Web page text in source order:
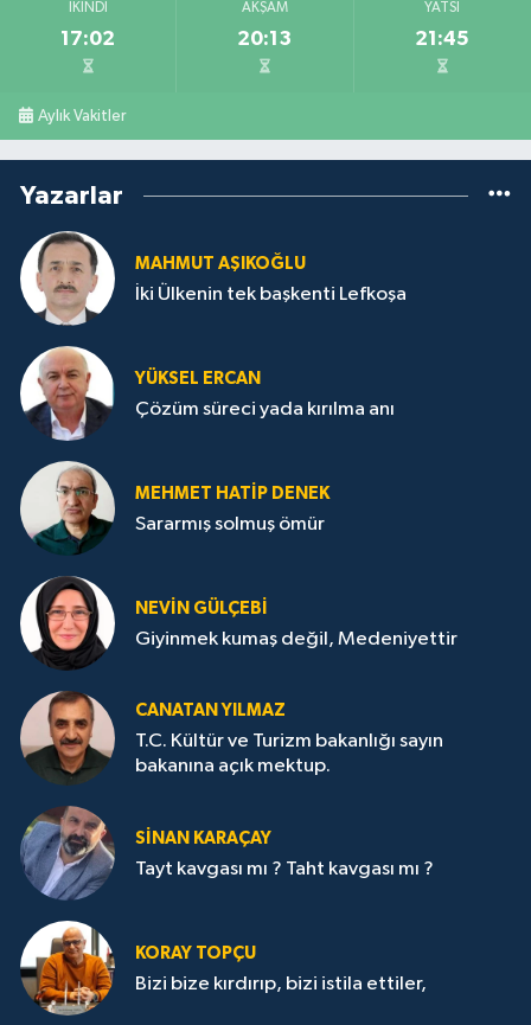
İKINDI
17:02
AKŞAM
20:13
YATSI
21:45
Aylık Vakitler
Yazarlar
MAHMUT AŞIKOĞLU
İki Ülkenin tek başkenti Lefkoşa
YÜKSEL ERCAN
Çözüm süreci yada kırılma anı
MEHMET HATİP DENEK
Sararmış solmuş ömür
NEVİN GÜLÇEBİ
Giyinmek kumaş değil, Medeniyettir
CANATAN YILMAZ
T.C. Kültür ve Turizm bakanlığı sayın
bakanına açık mektup.
SİNAN KARAÇAY
Tayt kavgası mı ? Taht kavgası mı ?
KORAY TOPÇU
Bizi bize kırdırıp, bizi istila ettiler,